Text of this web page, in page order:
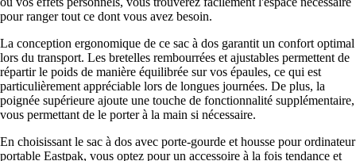
pour ranger tout ce dont vous avez besoin.
La conception ergonomique de ce sac à dos garantit un confort optimal
lors du transport. Les bretelles rembourrées et ajustables permettent de
répartir le poids de manière équilibrée sur vos épaules, ce qui est
particulièrement appréciable lors de longues journées. De plus, la
poignée supérieure ajoute une touche de fonctionnalité supplémentaire,
vous permettant de le porter à la main si nécessaire.
En choisissant le sac à dos avec porte-gourde et housse pour ordinateur
portable Eastpak, vous optez pour un accessoire à la fois tendance et